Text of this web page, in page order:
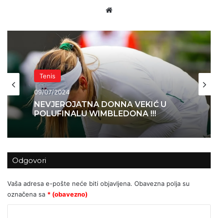
Tenis
09/07/2024
NEVJEROJATNA DONNA VEKIĆ U
POLUFINALU WIMBLEDONA !!!
Tenis
08/06/2024
MATE PAVIĆ ULAZI U POVIJEST!
Odgovori
Vaša adresa e-pošte neće biti objavljena. Obavezna polja su
označena sa * (obavezno)